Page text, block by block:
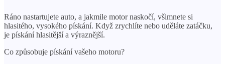
Ráno nastartujete auto, a jakmile motor naskočí, všimnete si
hlasitého, vysokého pískání. Když zrychlíte nebo uděláte zatáčku,
je pískání hlasitější a výraznější.
Co způsobuje pískání vašeho motoru?